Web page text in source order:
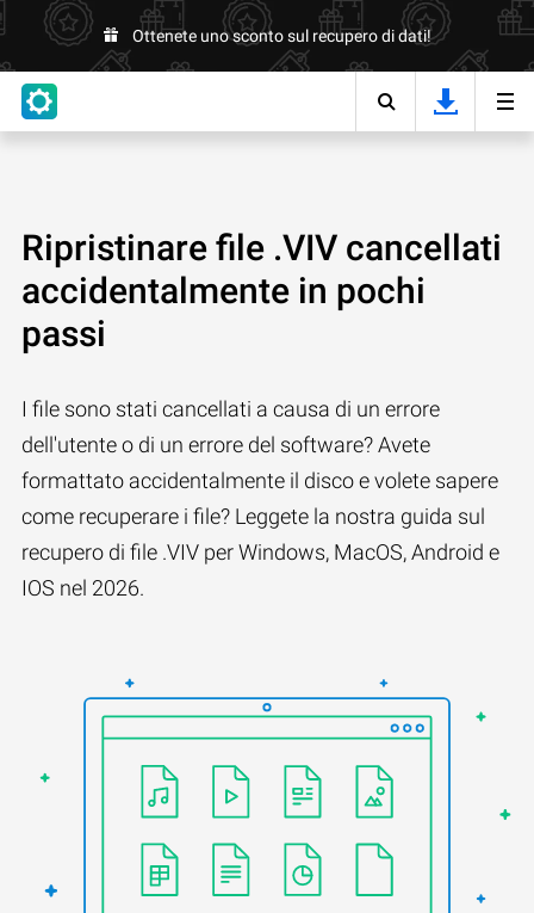
Ottenete uno sconto sul recupero di dati!
Ripristinare file .VIV cancellati
accidentalmente in pochi
passi
I file sono stati cancellati a causa di un errore
dell'utente o di un errore del software? Avete
formattato accidentalmente il disco e volete sapere
come recuperare i file? Leggete la nostra guida sul
recupero di file .VIV per Windows, MacOS, Android e
IOS nel 2026.